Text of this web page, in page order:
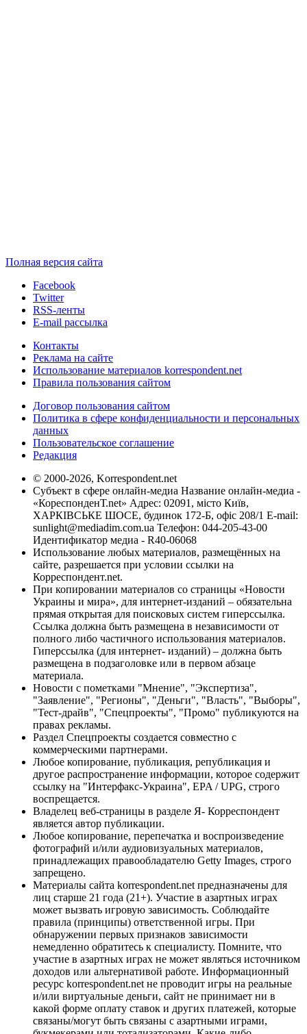
Полная версия сайта
Facebook
Twitter
RSS-ленты
E-mail рассылка
Контакты
Реклама на сайте
Использование материалов korrespondent.net
Правила пользования сайтом
Договор пользования сайтом
Политика в сфере конфиденциальности и персональных
данных
Пользовательское соглашение
Редакция
© 2000-2026, Korrespondent.net
Субъект в сфере онлайн-медиа Название онлайн-медиа -
«КореспонденТ.net» Адрес: 02091, місто Київ,
ХАРКІВСЬКЕ ШОСЕ, будинок 172-Б, офіс 208/1 E-mail:
sunlight@mediadim.com.ua Телефон: 044-205-43-00
Идентификатор медиа - R40-06068
Использование любых материалов, размещённых на
сайте, разрешается при условии ссылки на
Корреспондент.net.
При копировании материалов со страницы «Новости
Украины и мира», для интернет-изданий – обязательна
прямая открытая для поисковых систем гиперссылка.
Ссылка должна быть размещена в независимости от
полного либо частичного использования материалов.
Гиперссылка (для интернет- изданий) – должна быть
размещена в подзаголовке или в первом абзаце
материала.
Новости с пометками "Мнение", "Экспертиза",
"Заявление", "Регионы", "Деньги", "Власть", "Выборы",
"Тест-драйв", "Спецпроекты", "Промо" публикуются на
правах рекламы.
Раздел Спецпроекты создается совместно с
коммерческими партнерами.
Любое копирование, публикация, републикация и
другое распространение информации, которое содержит
ссылку на "Интерфакс-Украина", EPA / UPG, строго
воспрещается.
Владелец веб-страницы в разделе Я- Корреспондент
является автор публикации.
Любое копирование, перепечатка и воспроизведение
фотографий и/или аудиовизуальных материалов,
принадлежащих правообладателю Getty Images, строго
запрещено.
Материалы сайта korrespondent.net предназначены для
лиц старше 21 года (21+). Участие в азартных играх
может вызвать игровую зависимость. Соблюдайте
правила (принципы) ответственной игры. При
обнаружении первых признаков зависимости
немедленно обратитесь к специалисту. Помните, что
участие в азартных играх не может являться источником
доходов или альтернативой работе. Информационный
ресурс korrespondent.net не проводит игры на реальные
и/или виртуальные деньги, сайт не принимает ни в
какой форме оплату ставок и других платежей, которые
связаны/могут быть связаны с азартными играми,